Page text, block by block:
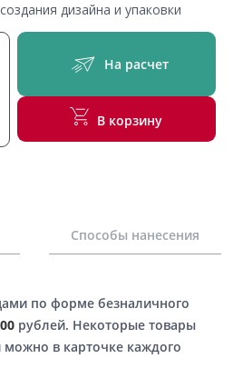
дизайна и упаковки
На расчет
В корзину
Способы нанесения
по форме безналичного
рублей. Некоторые товары
в карточке каждого